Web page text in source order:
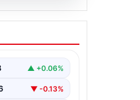
şok
olmadığı
▲ +0.06%
▼ -0.13%